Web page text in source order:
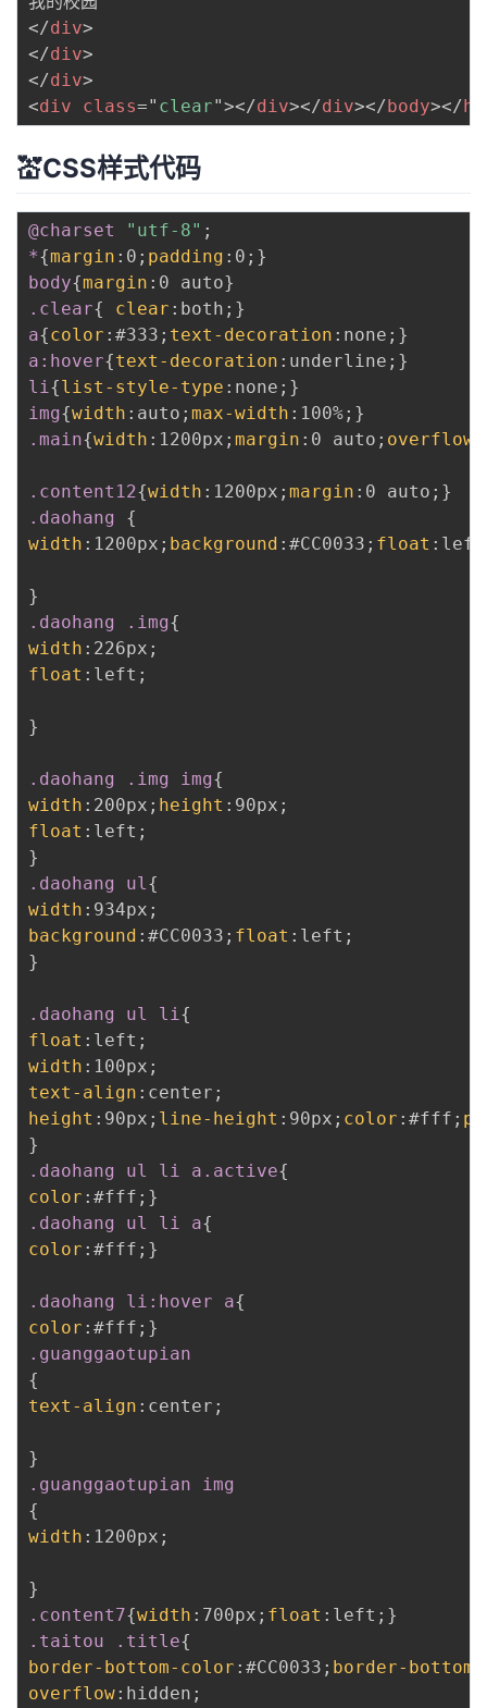
</div>
</div>
</div>
<div class=" clear"></div></div></body></
💒CSS样式代码
@charset "utf-8" ;
*{margin : 0 ; padding : 0 ; }
body{margin : 0 auto}
.clear{ clear : both ; }
a{color : #333 ; text-decoration : none ; }
a:hover{text-decoration : underline ; }
li{list-style-type : none ; }
img{width : auto ; max-width : 100%; }
.main{width : 1200px ; margin : 0 auto ; overflow
.content12{width : 1200px ; margin : 0 auto ; }
.daohang
{
width : 1200px ; background : #CC0033 ; float : left
}
.daohang .img{
width : 226px ;
float : left ;
}
.daohang .img img{
width : 200px ; height : 90px ;
float : left ;
}
.daohang ul{
width : 934px ;
background : #CC0033 ; float : left ;
}
.daohang ul li{
float : left ;
width : 100px ;
text-align : center ;
height : 90px ; line-height : 90px ; color : #fff ;
}
.daohang ul li a.active{
color : #fff ; }
.daohang ul li a{
color : #fff ; }
.daohang li:hover a{
color : #fff ; }
.guanggaotupian
{
text-align : center ;
}
.guanggaotupian img
{
width : 1200px ;
}
.content7{width : 700px ; float : left ; }
.taitou .title{
border-bottom-color : #CC0033 ; border-
overflow: hidden ;